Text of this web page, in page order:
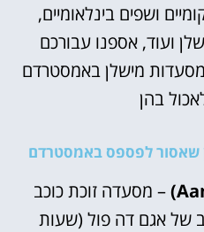
ושפים בינלאומיים,
ועוד, אספנו עבורכם
מישלן באמסטרדם
בהן
שאסור לפספס באמסטרדם
– מסעדה זוכת כוכב
של אגם דה פול (שעות